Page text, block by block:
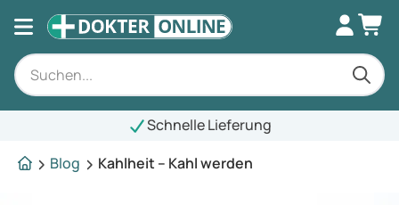
Schnelle Lieferung
Blog
Kahlheit – Kahl werden